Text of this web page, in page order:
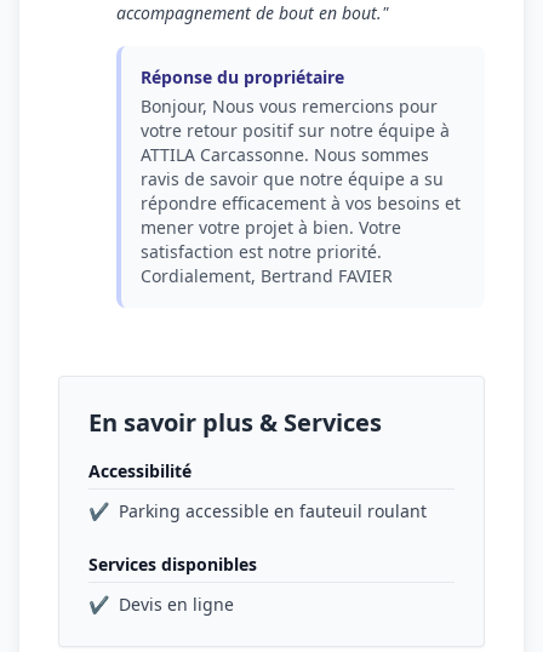
accompagnement de bout en bout."
Réponse du propriétaire
Bonjour, Nous vous remercions pour
votre retour positif sur notre équipe à
ATTILA Carcassonne. Nous sommes
ravis de savoir que notre équipe a su
répondre efficacement à vos besoins et
mener votre projet à bien. Votre
satisfaction est notre priorité.
Cordialement, Bertrand FAVIER
En savoir plus & Services
Accessibilité
✔ Parking accessible en fauteuil roulant
Services disponibles
✔ Devis en ligne